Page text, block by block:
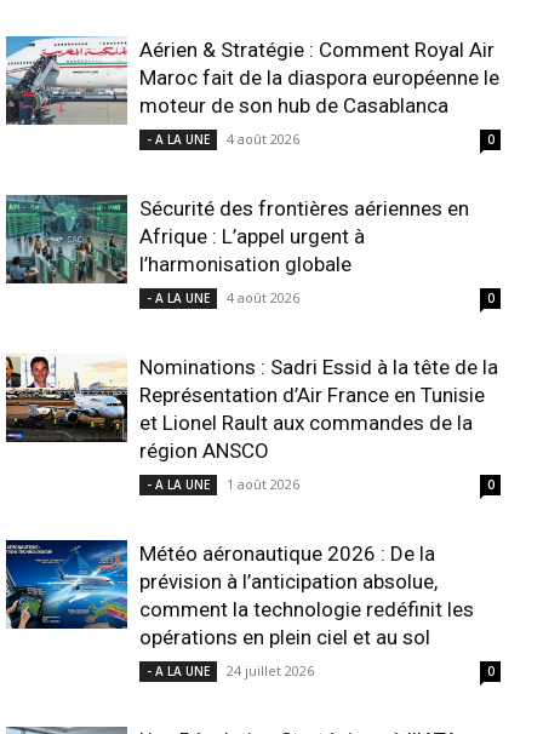
Aérien & Stratégie : Comment Royal Air
Maroc fait de la diaspora européenne le
moteur de son hub de Casablanca
- A LA UNE 4 août 2026 0
Sécurité des frontières aériennes en
Afrique : L’appel urgent à
l’harmonisation globale
- A LA UNE 4 août 2026 0
Nominations : Sadri Essid à la tête de la
Représentation d’Air France en Tunisie
et Lionel Rault aux commandes de la
région ANSCO
- A LA UNE 1 août 2026 0
Météo aéronautique 2026 : De la
prévision à l’anticipation absolue,
comment la technologie redéfinit les
opérations en plein ciel et au sol
- A LA UNE 24 juillet 2026 0